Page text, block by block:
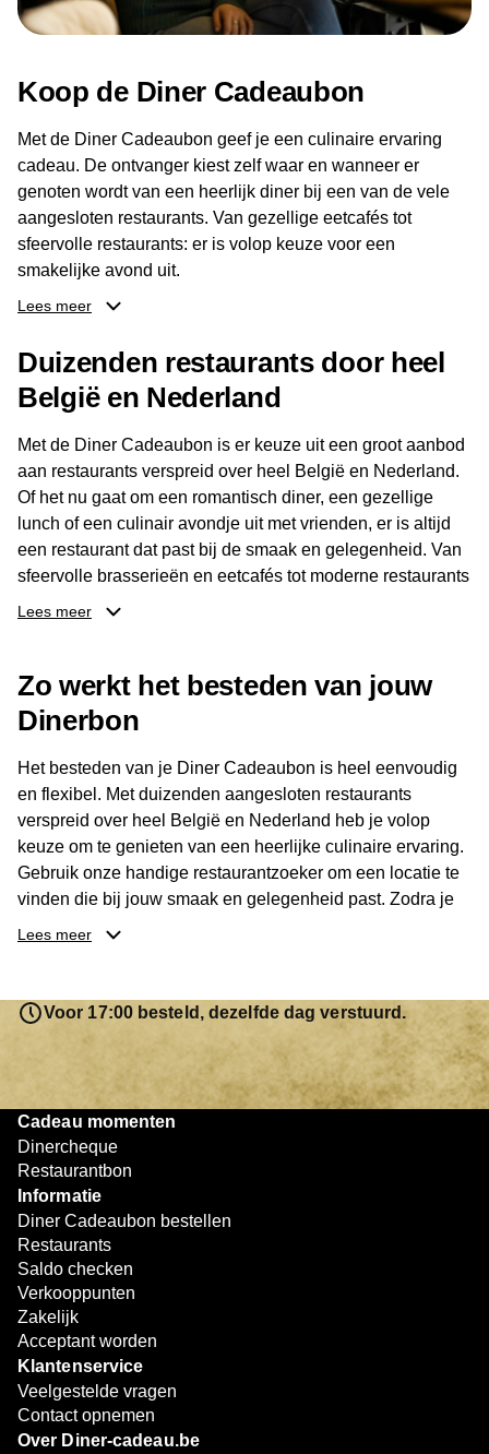
Koop de Diner Cadeaubon
Met de Diner Cadeaubon geef je een culinaire ervaring
cadeau. De ontvanger kiest zelf waar en wanneer er
genoten wordt van een heerlijk diner bij een van de vele
aangesloten restaurants. Van gezellige eetcafés tot
sfeervolle restaurants: er is volop keuze voor een
smakelijke avond uit.
ontvanger eenvoudig een locatie kiezen die past bij de
smaak en gelegenheid. Zo geeft de Diner Cadeaubon niet
alleen een diner, maar ook een gezellig moment om
Lees meer
Duizenden restaurants door heel
België en Nederland
Met de Diner Cadeaubon is er keuze uit een groot aanbod
aan restaurants verspreid over heel België en Nederland.
Of het nu gaat om een romantisch diner, een gezellige
lunch of een culinair avondje uit met vrienden, er is altijd
een restaurant dat past bij de smaak en gelegenheid. Van
sfeervolle brasserieën en eetcafés tot moderne restaurants
en gastronomische locaties: er is voor ieder wat wils.
buurt, bijvoorbeeld in Brussel, Antwerpen, Gent of Brugge.
De ontvanger kiest zelf waar en wanneer er wordt genoten
van deze culinaire ervaring. Zo is de Diner Cadeaubon
niet alleen een diner, maar een bijzondere belevenis.
Lees meer
Zo werkt het besteden van jouw
Dinerbon
Het besteden van je Diner Cadeaubon is heel eenvoudig
en flexibel. Met duizenden aangesloten restaurants
verspreid over heel België en Nederland heb je volop
keuze om te genieten van een heerlijke culinaire ervaring.
Gebruik onze handige restaurantzoeker om een locatie te
vinden die bij jouw smaak en gelegenheid past. Zodra je
je keuze hebt gemaakt, kun je eenvoudig reserveren en na
resterende bedrag blijft gewoon op de bon staan en kan
later worden gebruikt. Zo geniet je keer op keer van
bijzondere eetmomenten.
Lees meer
Voor 17:00 besteld, dezelfde dag verstuurd.
Cadeau momenten
Dinercheque
Restaurantbon
Informatie
Diner Cadeaubon bestellen
Restaurants
Saldo checken
Verkooppunten
Zakelijk
Acceptant worden
Klantenservice
Veelgestelde vragen
Contact opnemen
Over Diner-cadeau.be